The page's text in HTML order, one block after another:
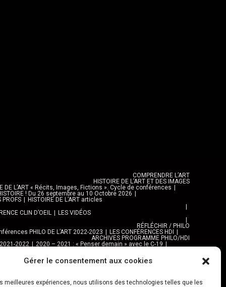
Gérer le consentement aux cookies
meilleures expériences, nous utilisons des technologies telles que les
COMPRENDRE L’ART
HISTOIRE DE L’ART ET DES IMAGES
DE L’ART « Récits, Images, Fictions ». Cycle de conférences
! Du 26 septembre au 10 Octobre 2026
PROFS
HISTOIRE DE L’ART articles
CLIN D’OEIL
LES VIDÉOS
RÉFLÉCHIR / PHILO
PHILO DE L’ART 2022-2023
LES CONFÉRENCES HDI
ARCHIVES PROGRAMME PHILO/HDI
2022
2020 – 2021 : « Penser demain » avec le C-19
EXPOS, ARTS ET VILLES
Al TANNOUR